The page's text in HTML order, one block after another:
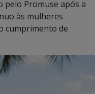
Promuse após a
às mulheres
cumprimento de